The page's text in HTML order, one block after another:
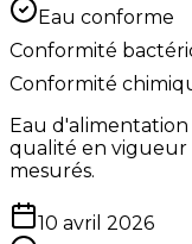
Eau conforme
Conformité
Conformité
Eau
qualité en vigueur
mesurés.
10 avril 2026